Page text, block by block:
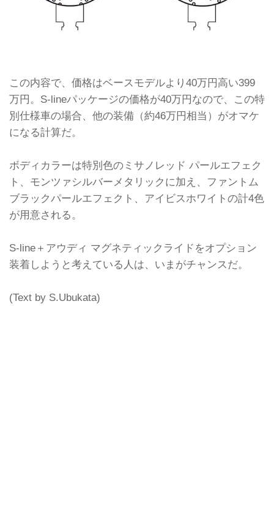
この内容で、価格はベースモデルより40万円高い399
万円。S-lineパッケージの価格が40万円なので、この特
別仕様車の場合、他の装備（約46万円相当）がオマケ
になる計算だ。
ボディカラーは特別色のミサノレッド パールエフェク
ト、モンツァシルバーメタリックに加え、ファントム
ブラックパールエフェクト、アイビスホワイトの計4色
が用意される。
S-line＋アウディ マグネティックライドをオプション
装着しようと考えている人は、いまがチャンスだ。
(Text by S.Ubukata)